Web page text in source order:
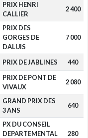
PRIX HENRI
CALLIER
2 400
PRIX DES
GORGES DE
DALUIS
7 000
PRIX DE JABLINES 440
PRIX DE PONT DE
VIVAUX
2 080
GRAND PRIX DES
3 ANS
640
PX DU CONSEIL
DEPARTEMENTAL
280